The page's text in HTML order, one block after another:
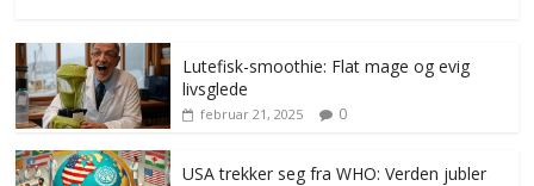
Lutefisk-smoothie: Flat mage og evig
livsglede
februar 21, 2025 0
USA trekker seg fra WHO: Verden jubler